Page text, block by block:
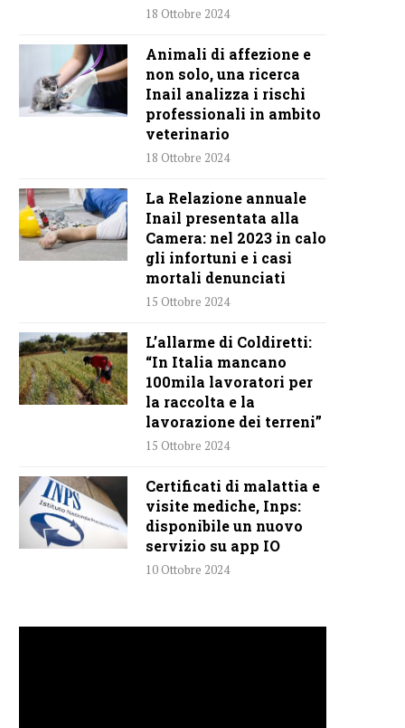
18 Ottobre 2024
Animali di affezione e
non solo, una ricerca
Inail analizza i rischi
professionali in ambito
veterinario
18 Ottobre 2024
La Relazione annuale
Inail presentata alla
Camera: nel 2023 in calo
gli infortuni e i casi
mortali denunciati
15 Ottobre 2024
L’allarme di Coldiretti:
“In Italia mancano
100mila lavoratori per
la raccolta e la
lavorazione dei terreni”
15 Ottobre 2024
Certificati di malattia e
visite mediche, Inps:
disponibile un nuovo
servizio su app IO
10 Ottobre 2024